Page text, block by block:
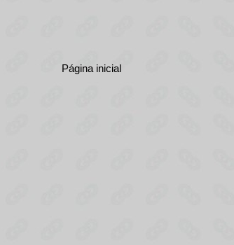
Página inicial